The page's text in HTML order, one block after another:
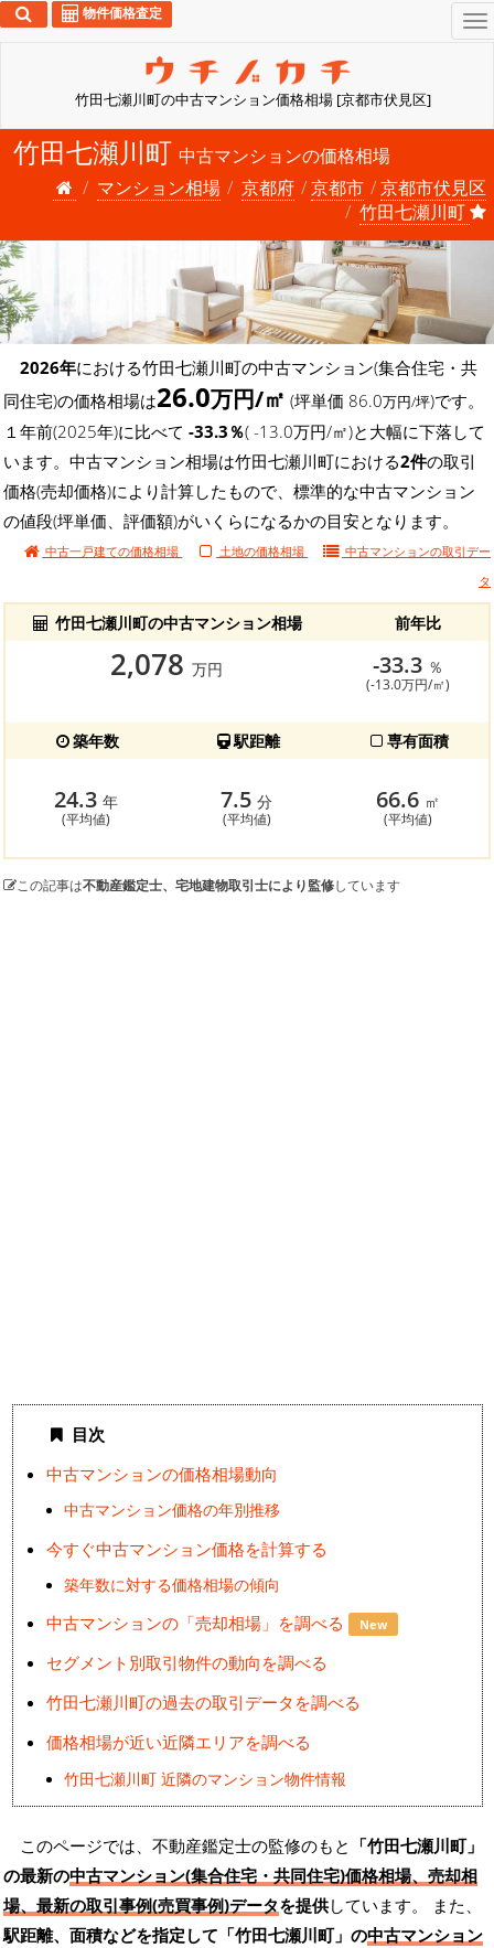
竹田七瀬川町の中古マンション価格相場 [京都市伏見区]
物件価格査定
竹田七瀬川町 中古マンションの価格相場
マンション相場
京都府 京都市
京都市伏見区
竹田七瀬川町
2026年における竹田七瀬川町の中古マンション(集合住宅・共
同住宅)の価格相場は26.0万円/㎡ (坪単価 86.0万円/坪)です。
１年前(2025年)に比べて -33.3％( -13.0万円/㎡)と大幅に下落して
います。中古マンション相場は竹田七瀬川町における2件の取引
価格(売却価格)により計算したもので、標準的な中古マンション
の値段(坪単価、評価額)がいくらになるかの目安となります。
中古一戸建ての価格相場 土地の価格相場 中古マンションの取引デー
タ
竹田七瀬川町の中古マンション相場 前年比
2,078 万円 -33.3 ％
(-13.0万円/㎡)
築年数 駅距離 専有面積
24.3 年
(平均値)
7.5分
(平均値)
66.6 ㎡
(平均値)
この記事は不動産鑑定士、宅地建物取引士により監修しています
目次
中古マンションの価格相場動向
中古マンション価格の年別推移
今すぐ中古マンション価格を計算する
築年数に対する価格相場の傾向
中古マンションの「売却相場」を調べる New
セグメント別取引物件の動向を調べる
竹田七瀬川町の過去の取引データを調べる
価格相場が近い近隣エリアを調べる
竹田七瀬川町 近隣のマンション物件情報
このページでは、不動産鑑定士の監修のもと 「竹田七瀬川町」
の最新の中古マンション(集合住宅・共同住宅)価格相場、売却相
場、最新の取引事例(売買事例)データを提供しています。 また、
駅距離、面積などを指定して「竹田七瀬川町」の中古マンション